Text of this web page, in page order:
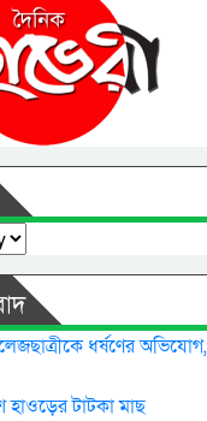
ধর্ষণের
টাটকা মাছ